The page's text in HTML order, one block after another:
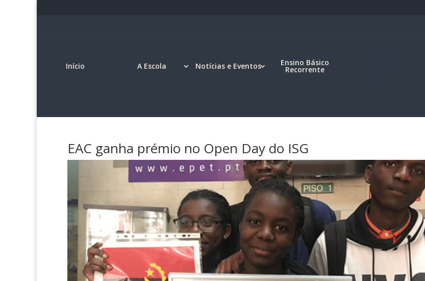
Início A Escola Notícias e Eventos Ensino Básico
Recorrente
EAC ganha prémio no Open Day do ISG